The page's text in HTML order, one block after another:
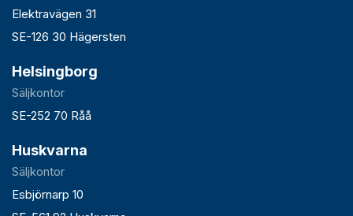
Elektravägen 31
SE-126 30 Hägersten
Helsingborg
Säljkontor
SE-252 70 Råå
Huskvarna
Säljkontor
Esbjörnarp 10